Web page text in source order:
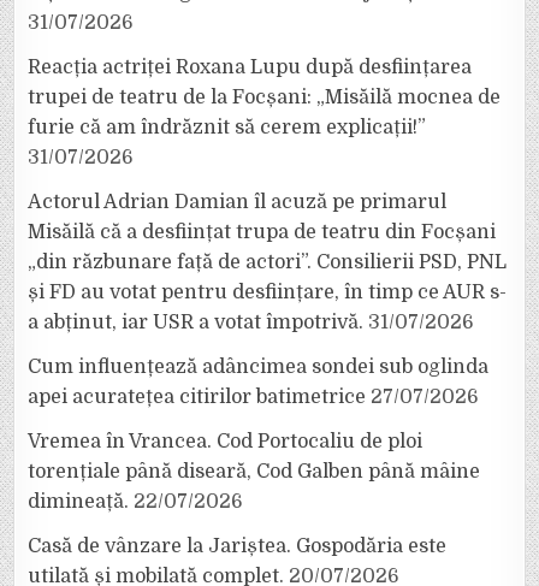
31/07/2026
Reacția actriței Roxana Lupu după desființarea
trupei de teatru de la Focșani: „Misăilă mocnea de
furie că am îndrăznit să cerem explicații!”
31/07/2026
Actorul Adrian Damian îl acuză pe primarul
Misăilă că a desființat trupa de teatru din Focșani
„din răzbunare față de actori”. Consilierii PSD, PNL
și FD au votat pentru desființare, în timp ce AUR s-
a abținut, iar USR a votat împotrivă. 31/07/2026
Cum influențează adâncimea sondei sub oglinda
apei acuratețea citirilor batimetrice 27/07/2026
Vremea în Vrancea. Cod Portocaliu de ploi
torențiale până diseară, Cod Galben până mâine
dimineață. 22/07/2026
Casă de vânzare la Jariștea. Gospodăria este
utilată și mobilată complet. 20/07/2026